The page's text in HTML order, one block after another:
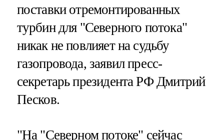
поставки отремонтированных
турбин для "Северного потока"
никак не повлияет на судьбу
газопровода, заявил пресс-
секретарь президента РФ Дмитрий
Песков.
"На "Северном потоке" сейчас